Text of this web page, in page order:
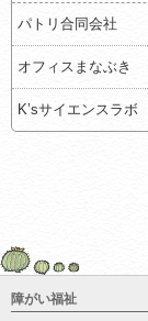
パトリ合同会社
オフィスまなぶき
K’sサイエンスラボ
障がい福祉